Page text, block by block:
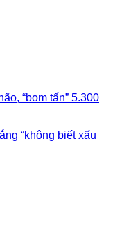
“bom tấn” 5.300
“không biết xấu